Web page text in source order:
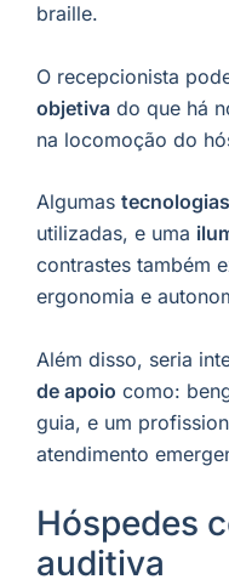
braille.
O recepcionista
objetiva do que há
na locomoção do
Algumas
utilizadas, e uma
contrastes também
ergonomia e
Além disso, seria
de apoio como:
guia, e um
atendimento
Hóspedes
auditiva